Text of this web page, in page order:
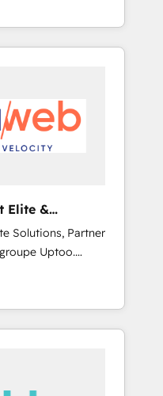
certified
solutions to
Our
GTM motion.
CRMs to
downtime. 🔹
workflows, and
our commitment
At
teams focus on
most: revenue.
Elite &
Solutions, Partner
Uptoo.
B2B à unifier
sur HubSpot
: alignement
croissance